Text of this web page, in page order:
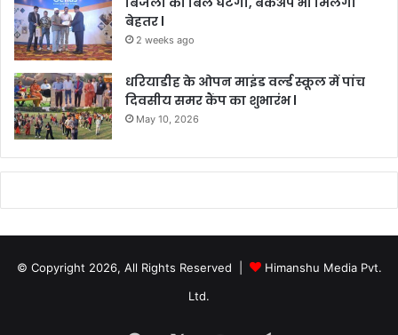
बेहतर l
2 weeks ago
धरियाडीह के ओपन माइंड वर्ल्ड स्कूल में पांच
दिवसीय समर कैंप का शुभारंभ l
May 10, 2026
© Copyright 2026, All Rights Reserved |
Himanshu Media Pvt.
Ltd.